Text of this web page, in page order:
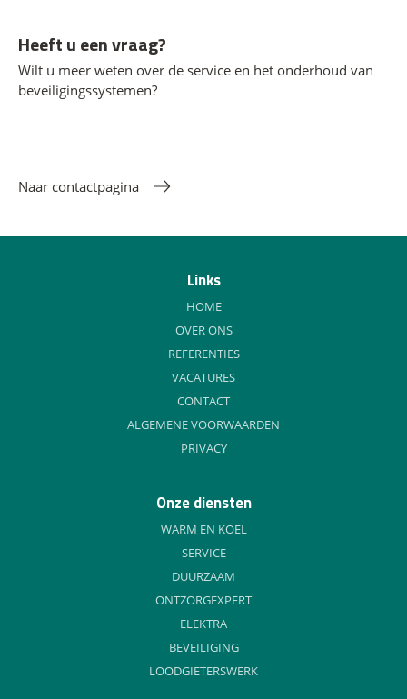
Heeft u een vraag?
Wilt u meer weten over de service en het onderhoud van
beveiligingssystemen?
Naar contactpagina
Links
HOME
OVER ONS
REFERENTIES
VACATURES
CONTACT
ALGEMENE VOORWAARDEN
PRIVACY
Onze diensten
WARM EN KOEL
SERVICE
DUURZAAM
ONTZORGEXPERT
ELEKTRA
BEVEILIGING
LOODGIETERSWERK